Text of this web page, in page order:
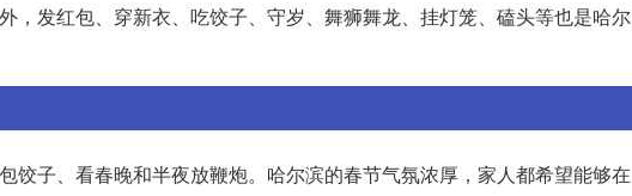
，发红包、穿新衣、吃饺子、守岁、舞狮舞龙、挂灯笼、磕头等也是哈尔
饺子、看春晚和半夜放鞭炮。哈尔滨的春节气氛浓厚，家人都希望能够在